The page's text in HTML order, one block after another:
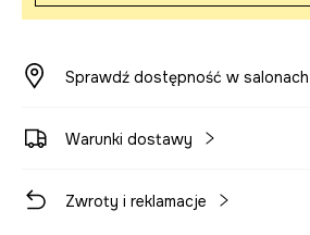
Sprawdź dostępność w salonach
Warunki dostawy
Zwroty i reklamacje